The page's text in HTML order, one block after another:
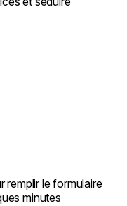
remplir le formulaire
minutes